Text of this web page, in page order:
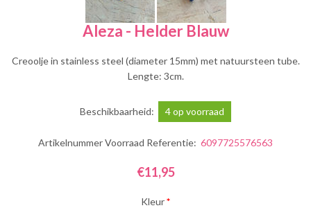
Aleza - Helder Blauw
Creoolje in stainless steel (diameter 15mm) met natuursteen tube.
Lengte: 3cm.
Beschikbaarheid: 4 op voorraad
Artikelnummer Voorraad Referentie: 6097725576563
€11,95
Kleur*